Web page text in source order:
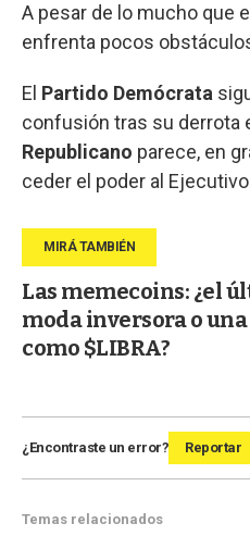
A pesar de lo mucho que
enfrenta pocos
El Partido Demócrata
confusión tras su derrota
Republicano parece, en
ceder el poder al
Las memecoins: ¿el
moda inversora o
como $LIBRA?
¿Encontraste un error? Reportar
Temas relacionados